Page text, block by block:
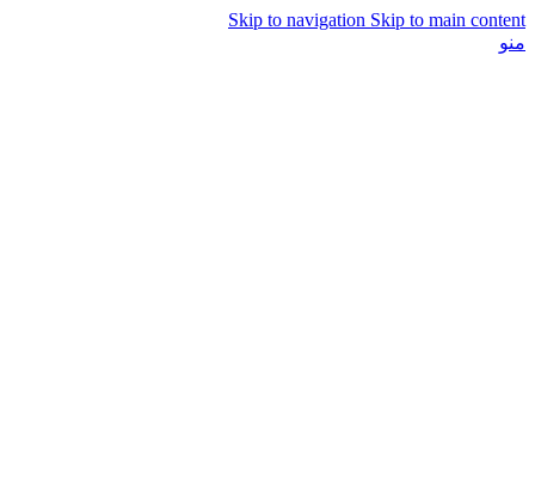
Skip to navigation Skip to main content
منو